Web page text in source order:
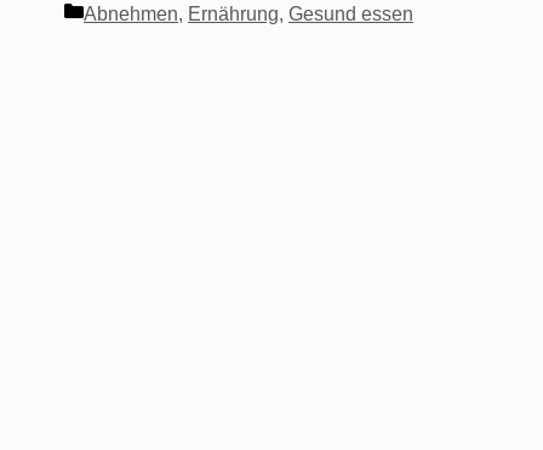
Kategorien
Abnehmen, Ernährung, Gesund essen